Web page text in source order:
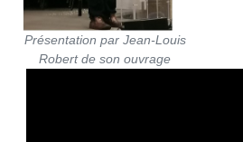
Présentation par Jean-Louis
Robert de son ouvrage